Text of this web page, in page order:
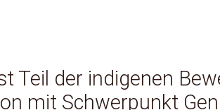
Teil der indigenen
mit Schwerpunkt